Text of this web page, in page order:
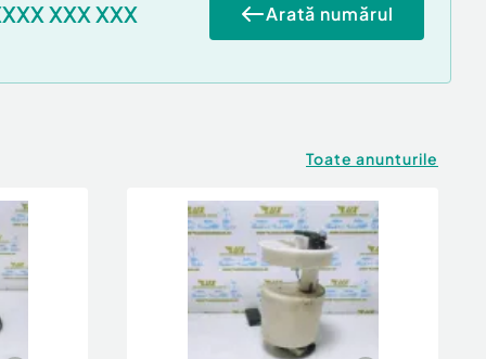
XXX XXX Arată numărul
Toate anunturile